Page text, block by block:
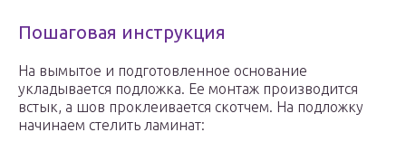
Пошаговая инструкция
На вымытое и подготовленное основание
укладывается подложка. Ее монтаж производится
встык, а шов проклеивается скотчем. На подложку
начинаем стелить ламинат: